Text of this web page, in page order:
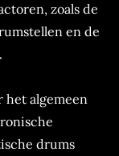
zoals de
en de
het algemeen
drums